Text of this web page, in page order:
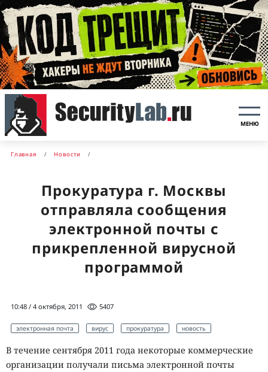
МЕНЮ
Главная Новости
Прокуратура г. Москвы
отправляла сообщения
электронной почты с
прикрепленной вирусной
программой
10:48 / 4 октября, 2011 5407
электронная почта вирус прокуратура новость
В течение сентября 2011 года некоторые коммерческие
организации получали письма электронной почты